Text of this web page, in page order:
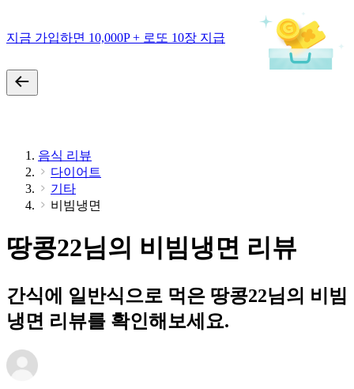
지금 가입하면 10,000P + 로또 10장 지급
음식 리뷰
다이어트
기타
비빔냉면
땅콩22님의 비빔냉면 리뷰
간식에 일반식으로 먹은 땅콩22님의 비빔
냉면 리뷰를 확인해보세요.